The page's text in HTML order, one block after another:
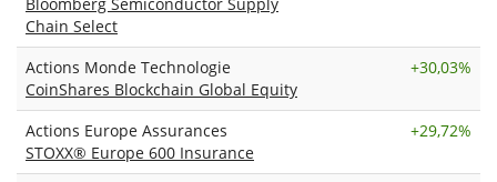
Chain Select
Actions Monde Technologie
CoinShares Blockchain Global Equity
+30,03%
Actions Europe Assurances
STOXX® Europe 600 Insurance
+29,72%